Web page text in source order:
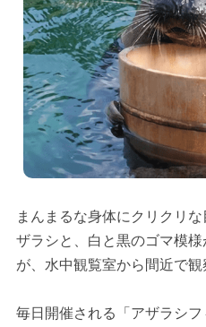
まんまるな身体にクリクリ
ザラシと、白と黒のゴマ模
が、水中観覧室から間近で観
毎日開催される「アザラシ